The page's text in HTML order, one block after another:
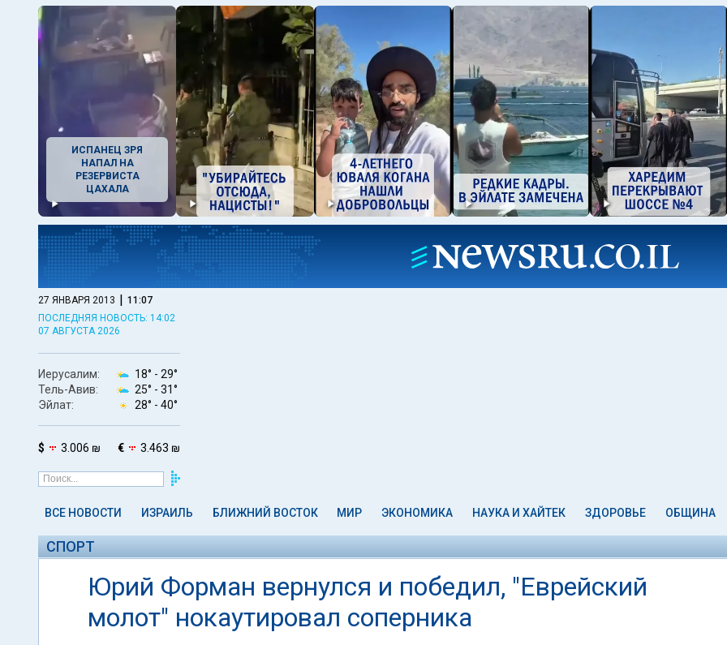
ИСПАНЕЦ ЗРЯ
НАПАЛ НА
РЕЗЕРВИСТА
ЦАХАЛА
27 ЯНВАРЯ 2013 | 11:07
ПОСЛЕДНЯЯ НОВОСТЬ: 14:02
07 АВГУСТА 2026
Иерусалим: 18° - 29°
Тель-Авив:
25° - 31°
Эйлат:
28° - 40°
$ 3.006 ₪ € 3.463 ₪
ВСЕ НОВОСТИ ИЗРАИЛЬ БЛИЖНИЙ ВОСТОК МИР ЭКОНОМИКА НАУКА И ХАЙТЕК ЗДОРОВЬЕ ОБЩИНА
СПОРТ
Юрий Форман вернулся и победил, "Еврейский
молот" нокаутировал соперника